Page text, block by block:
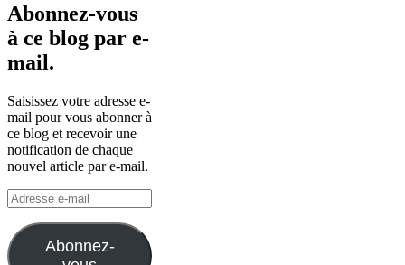
Abonnez-vous
à ce blog par e-
mail.
Saisissez votre adresse e-
mail pour vous abonner à
ce blog et recevoir une
notification de chaque
nouvel article par e-mail.
Adresse
e-
mail
Abonnez-